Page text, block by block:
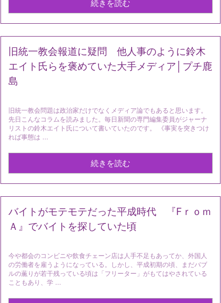
続きを読む
旧統一教会報道に疑問 他人事のように鈴木
エイト氏らを褒めていた大手メディア│プチ鹿
島
旧統一教会問題は政治家だけでなくメディア論でもあると思います。
先日こんなコラムを読みました。毎日新聞の専門編集委員がジャーナ
リストの鈴木エイト氏について書いていたのです。 《事実を突きつけ
れば事態は ...
続きを読む
バイトがモテモテだった平成時代 『Fｒｏｍ
Ａ』でバイトを探していた頃
今や都会のコンビニや飲食チェーン店は人手不足もあってか、外国人
の労働者を雇うようになっている。しかし、平成初期の頃、まだバブ
ルの薫りが若干残っている頃は「フリーター」がもてはやされている
こともあり、学 ...